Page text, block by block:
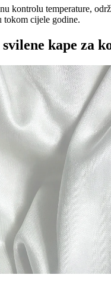
kontrolu temperature,
tokom cijele godine.
kape za